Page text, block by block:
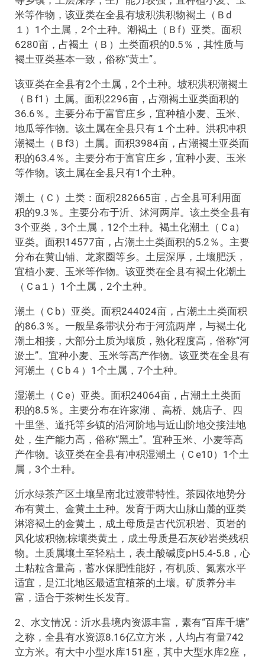
米等作物，该亚类在全县有坡积洪积物褐土（Ｂd
１）1个土属，2个土种。潮褐土（Ｂf）亚类。面积
6280亩，占褐土（Ｂ）土类面积的0.5％，其性质与
褐土亚类基本一致，俗称“黄土”。
该亚类在全县有2个土属，2个土种。坡积洪积潮褐土
（Ｂf1）土属。面积2296亩，占潮褐土亚类面积的
36.6％。主要分布于富官庄乡，宜种植小麦、玉米、
地瓜等作物。该土属在全县只有１个土种。洪积冲积
潮褐土（Ｂf3）土属。面积3984亩，占潮褐土亚类面
积的63.4％。主要分布于富官庄乡，宜种小麦、玉米
等作物。该土属在全县只有1个土种。
潮土（Ｃ）土类：面积282665亩，占全县可利用面
积的9.3％。主要分布于沂、沭河两岸。该土类全县有
3个亚类，3个土属，12个土种。褐土化潮土（Ｃa）
亚类。面积14577亩，占潮土土类面积的5.2％。主要
分布在黄山铺、龙家圈等乡。土层深厚，土壤肥沃，
宜植小麦、玉米等作物。该亚类在全县有褐土化潮土
（Ｃa１）1个土属，2个土种。
潮土（Ｃb）亚类。面积244024亩，占潮土土类面积
的86.3％。一般呈条带状分布于河流两岸，与褐土化
潮土相接，大部分土质为壤质，熟化程度高，俗称“河
淤土”。宜种小麦、玉米等高产作物。该亚类在全县有
河潮土（Ｃb４）1个土属，7个土种。
湿潮土（Ｃe）亚类。面积24064亩，占潮土土类面
积的8.5％。主要分布在许家湖 、高桥、姚店子、四
十里堡、道托等乡镇的沿河阶地与近山阶地交接洼地
处，生产能力高，俗称“黑土”。宜种玉米、小麦等高
产作物。该亚类在全县有冲积湿潮土（Ｃe10）1个土
属，3个土种。
沂水绿茶产区土壤呈南北过渡带特性。茶园依地势分
布有黄土、金黄土土种。发育于两大山脉山麓的亚类
淋溶褐土的金黄土，成土母质是古代沉积岩、页岩的
风化坡积物;棕壤类黄土，成土母质是石灰砂岩类残积
物。土质属壤土至轻粘土，表土酸碱度pH5.4-5.8，心
土粘粒含量高，蓄水保肥性能好，有机质、氮素水平
适宜，是江北地区最适宜植茶的土壤。矿质养分丰
富，适合于茶树生长发育。
2、水文情况：沂水县境内资源丰富，素有“百库千塘”
之称，全县有水资源8.16亿立方米，人均占有量742
立方米。有大中小型水库151座，其中大型水库2座，